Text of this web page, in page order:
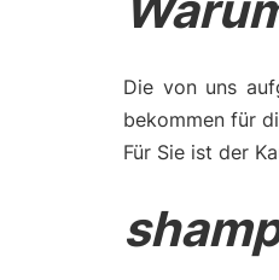
Die von uns
bekommen für
Für Sie ist der